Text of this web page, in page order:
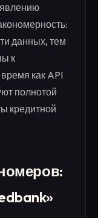
данных, тем
к
как API
полнотой
кредитной